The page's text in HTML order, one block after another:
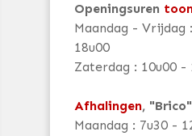
Openingsuren
Maandag - Vrijdag
18u00
Zaterdag : 10u00 -
Afhalingen,
Maandag : 7u30 -